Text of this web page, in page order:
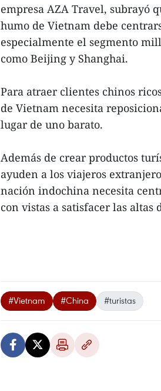
empresa AZA Travel, subrayó
humo de Vietnam debe
especialmente el segmento
como Beijing y Shanghai.
Para atraer clientes chinos
de Vietnam necesita
lugar de uno barato.
Además de crear productos
ayuden a los viajeros
nación indochina necesita
con vistas a satisfacer las altas
#Vietnam #China #turistas